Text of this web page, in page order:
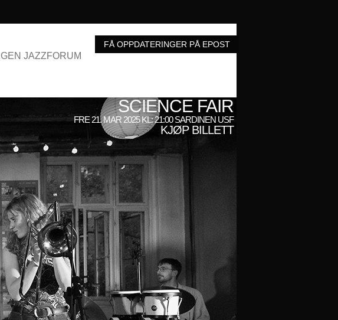
JAZZFORUM
SCIENCE FAIR
FRE 21. MAR 2025 KL: 21:00 SARDINEN USF
KJØP BILLETT